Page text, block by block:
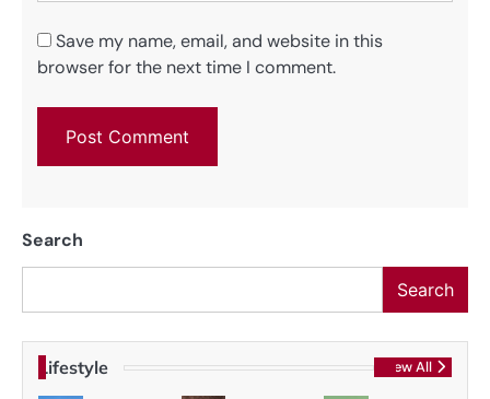
Save my name, email, and website in this
browser for the next time I comment.
Search
Search
Lifestyle View All